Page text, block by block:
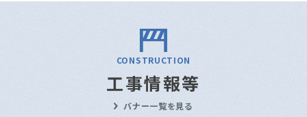
CONSTRUCTION
工事情報等
バナー一覧を見る